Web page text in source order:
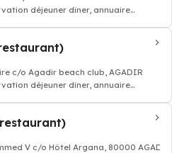
déjeuner dîner, annuaire
c/o Agadir beach club, AGADIR
déjeuner dîner, annuaire
V c/o Hôtel Argana, 80000 AGADIR